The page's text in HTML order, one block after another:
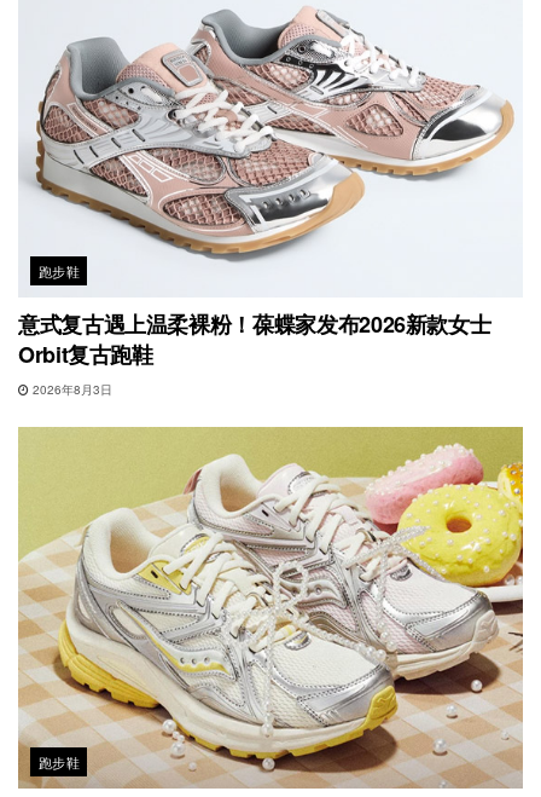
跑步鞋
意式复古遇上温柔裸粉！葆蝶家发布2026新款女士
Orbit复古跑鞋
2026年8月3日
跑步鞋